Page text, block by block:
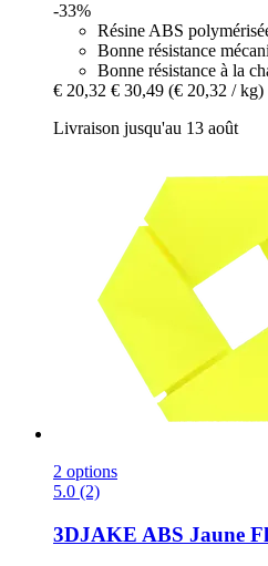
-33%
Résine ABS
Bonne résistance
Bonne résistance à la
€ 20,32 € 30,49 (€ 20,32 / kg)
Livraison jusqu'au 13 août
2 options
5.0 (2)
3DJAKE ABS Jaune